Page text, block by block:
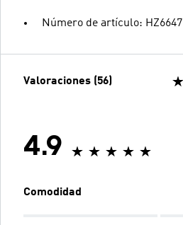
Número de artículo: HZ6647
Valoraciones (56)
4.9
Comodidad